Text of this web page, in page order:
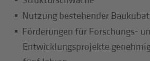
Nutzung bestehender
Förderungen für Forschungs-
Entwicklungsprojekte